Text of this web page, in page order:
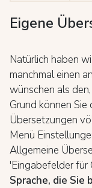
Eigene
Natürlich haben
manchmal einen
wünschen als
Grund können
Übersetzungen
Menü
Allgemeine
'Eingabefelder
Sprache, die Sie